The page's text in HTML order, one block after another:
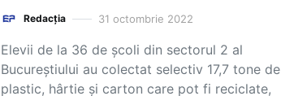
Redacția 31 octombrie 2022
Elevii de la 36 de școli din sectorul 2 al
Bucureștiului au colectat selectiv 17,7 tone de
plastic, hârtie și carton care pot fi reciclate,